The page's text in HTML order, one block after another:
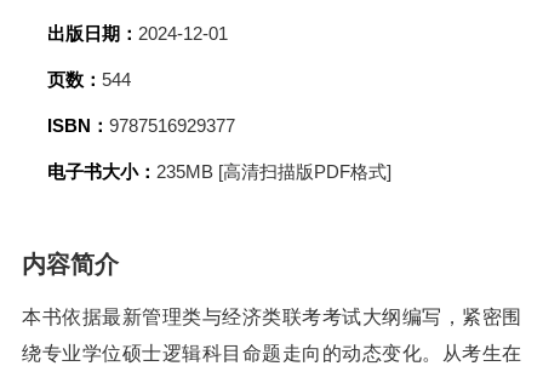
出版日期： 2024-12-01
页数： 544
ISBN： 9787516929377
电子书大小： 235MB [高清扫描版PDF格式]
内容简介
本书依据最新管理类与经济类联考考试大纲编写，紧密围
绕专业学位硕士逻辑科目命题走向的动态变化。从考生在